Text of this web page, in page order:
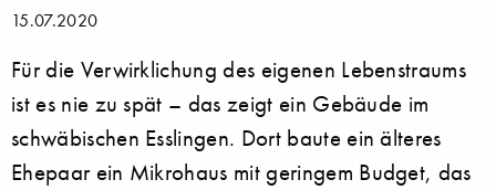
15.07.2020
Für die Verwirklichung des eigenen Lebenstraums
ist es nie zu spät – das zeigt ein Gebäude im
schwäbischen Esslingen. Dort baute ein älteres
Ehepaar ein Mikrohaus mit geringem Budget, das